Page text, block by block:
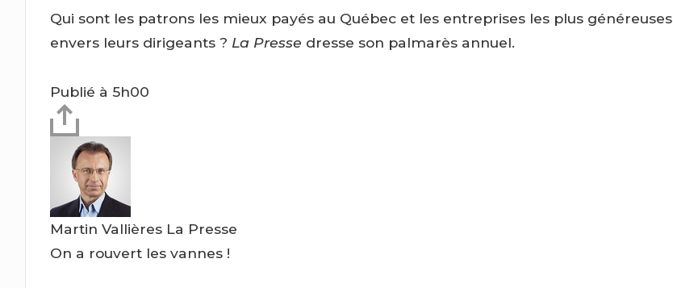
Qui sont les patrons les mieux payés au Québec et les entreprises les plus généreuses
envers leurs dirigeants ? La Presse dresse son palmarès annuel.
Publié à 5h00
Martin Vallières La Presse
On a rouvert les vannes !